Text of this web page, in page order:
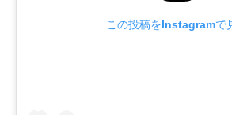
この投稿をInstagramで